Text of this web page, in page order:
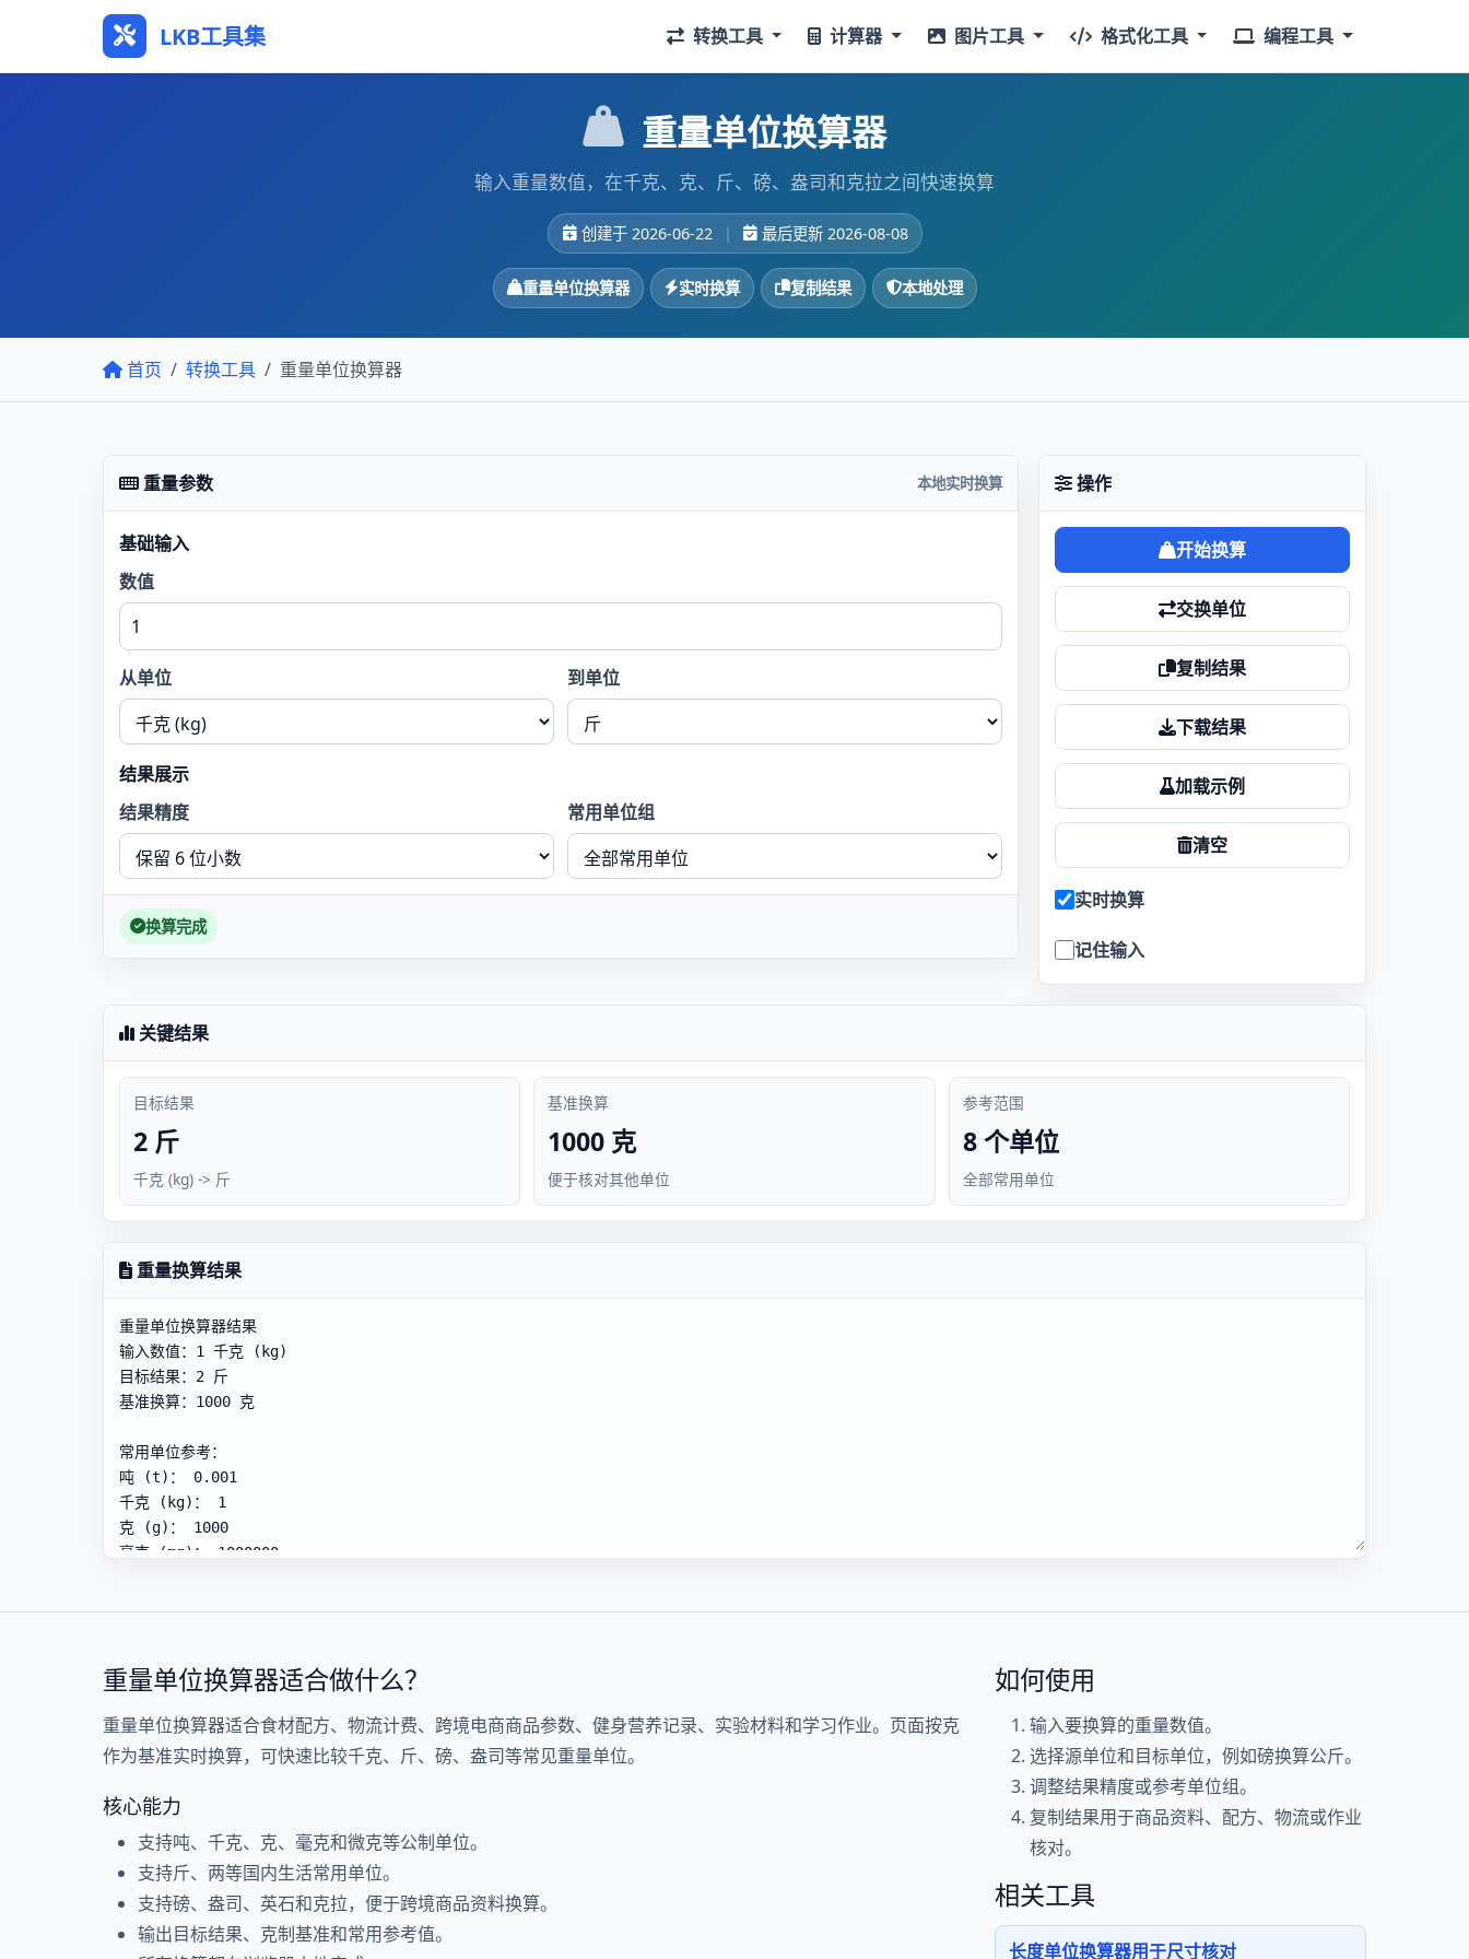
LKB工具集 转换工具 计算器 图片工具 格式化工具 编程工具
重量单位换算器
输入重量数值，在千克、克、斤、磅、盎司和克拉之间快速换算
创建于 2026-06-22 | 最后更新 2026-08-08
重量单位换算器 实时换算 复制结果 本地处理
首页 转换工具 重量单位换算器
重量参数 本地实时换算
基础输入
数值
从单位 到单位
结果展示
结果精度
常用单位组
换算完成
操作
开始换算
交换单位
复制结果
下载结果
加载示例
清空
实时换算
记住输入
关键结果
目标结果
2 斤
千克 (kg) -> 斤
基准换算
1000 克
便于核对其他单位
参考范围
8 个单位
全部常用单位
重量换算结果
重量单位换算器适合做什么？
重量单位换算器适合食材配方、物流计费、跨境电商商品参数、健身营养记录、实验材料和学习作业。页面按克
作为基准实时换算，可快速比较千克、斤、磅、盎司等常见重量单位。
核心能力
支持吨、千克、克、毫克和微克等公制单位。
支持斤、两等国内生活常用单位。
支持磅、盎司、英石和克拉，便于跨境商品资料换算。
输出目标结果、克制基准和常用参考值。
如何使用
输入要换算的重量数值。
选择源单位和目标单位，例如磅换算公斤。
调整结果精度或参考单位组。
复制结果用于商品资料、配方、物流或作业
核对。
相关工具
长度单位换算器用于尺寸核对